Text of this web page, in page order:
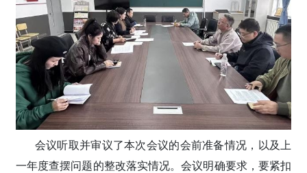
会议听取并审议了本次会议的会前准备情况，以及上
一年度查摆问题的整改落实情况。会议明确要求，要紧扣